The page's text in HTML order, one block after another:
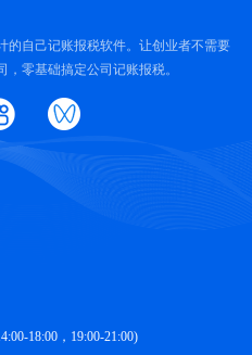
的自己记账报税软件。让创业者不需要
零基础搞定公司记账报税。
18:00，19:00-21:00)